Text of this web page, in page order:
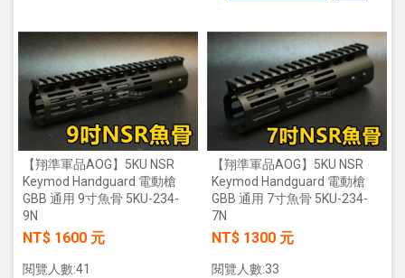
【翔準軍品AOG】5KU NSR
Keymod Handguard 電動槍
GBB 通用 9寸魚骨 5KU-234-
9N
NT$ 1600 元
閱覽人數:41
【翔準軍品AOG】5KU NSR
Keymod Handguard 電動槍
GBB 通用 7寸魚骨 5KU-234-
7N
NT$ 1300 元
閱覽人數:33